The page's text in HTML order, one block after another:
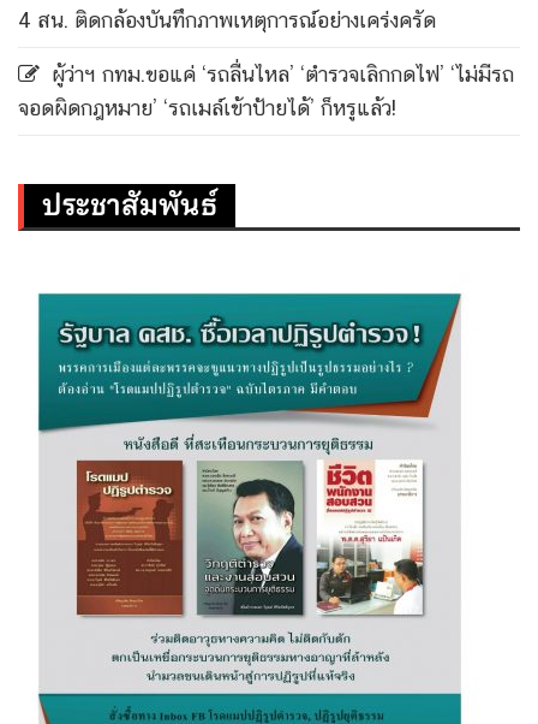
4 สน. ติดกล้องบันทึกภาพเหตุการณ์อย่างเคร่งครัด
ผู้ว่าฯ กทม.ขอแค่ ‘รถลื่นไหล’ ‘ตำรวจเลิกกดไฟ’ ‘ไม่มีรถ
จอดผิดกฎหมาย’ ‘รถเมล์เข้าป้ายได้’ ก็หรูแล้ว!
ประชาสัมพันธ์